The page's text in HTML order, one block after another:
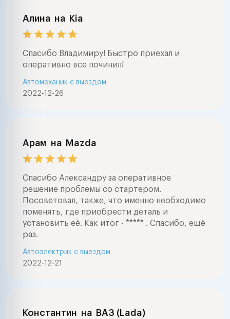
Алина на Kia
Спасибо Владимиру! Быстро приехал и
оперативно все починил!
2022-12-26
Автомеханик с выездом
Арам на Mazda
Спасибо Александру за оперативное
решение проблемы со стартером.
Посоветовал, также, что именно необходимо
поменять, где приобрести деталь и
установить её. Как итог - ***** . Спасибо, ещё
раз.
2022-12-21
Автоэлектрик с выездом
Константин на ВАЗ (Lada)